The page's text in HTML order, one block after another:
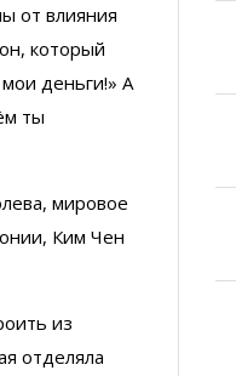
от влияния
который
деньги!» А
ты
мировое
Ким Чен
из
отделяла